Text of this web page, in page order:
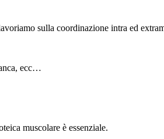
sulla coordinazione intra ed
ecc…
muscolare è essenziale.